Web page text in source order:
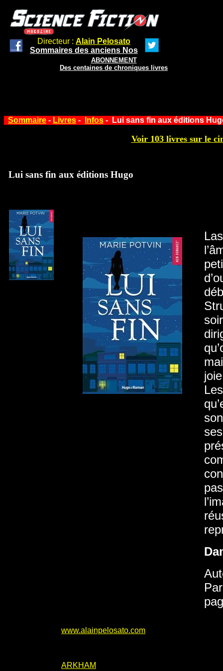
Directeur : Alain Pelosato
Sommaires des anciens Nos
ABONNEMENT
Des centaines de chroniques livres
Sommaire - Livres - Infos - Lui sans fin aux éditions
Voir 103 livres sur le
Lui sans fin aux éditions Hugo
www.alainpelosato.com
ARKHAM